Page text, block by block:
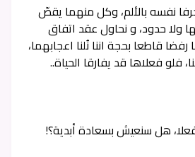
نفسه بالألم، وكل منهما يقصّ
ولا حدود، و نحاول عقد اتفاق
قاطعا بحجة اننا نُلنا اعجابهما،
فلو فعلاها قد يفارقا الحياة..
فعلا، هل سنعيش بسعادة أبدية؟!